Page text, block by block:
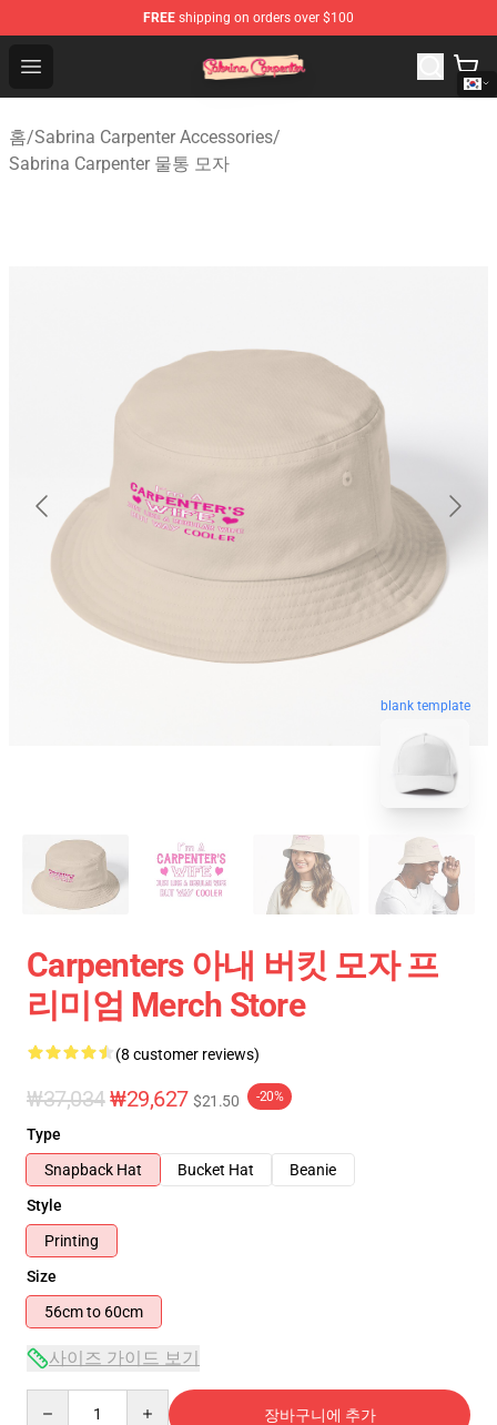
FREE shipping on orders over $100
Open menu
Sabrina Carpenter Shop - Official Sabrina Carpenter
홈/Sabrina Carpenter Accessories/
Sabrina Carpenter 물통 모자
blank template
Carpenters 아내 버킷 모자 프
리미엄 Merch Store
(8 customer reviews)
₩37,034₩29,627 $21.50 -20%
Type
Snapback Hat
Bucket Hat
Beanie
Style
Printing
Size
56cm to 60cm
사이즈 가이드 보기
장바구니에 추가